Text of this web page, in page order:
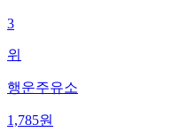
3
위
행운주유소
1,785원